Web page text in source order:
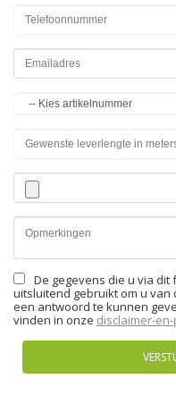
De gegevens die u via
uitsluitend gebruikt om u
een antwoord te kunnen
vinden in onze disclaimer-